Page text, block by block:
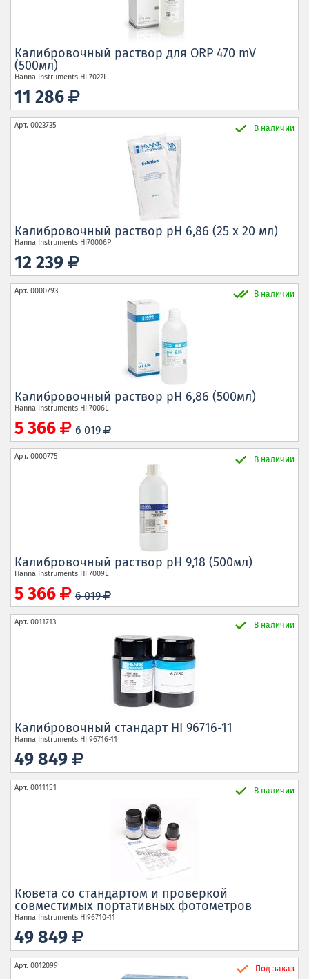
Калибровочный раствор для ORP 470 mV
(500мл)
Hanna Instruments HI 7022L
11 286
Арт. 0023735 В наличии
Калибровочный раствор рН 6,86 (25 x 20 мл)
Hanna Instruments HI70006P
12 239
Арт. 0000793 В наличии
Калибровочный раствор рН 6,86 (500мл)
Hanna Instruments HI 7006L
5 366 6 019
Арт. 0000775 В наличии
Калибровочный раствор рН 9,18 (500мл)
Hanna Instruments HI 7009L
5 366 6 019
Арт. 0011713 В наличии
Калибровочный стандарт HI 96716-11
Hanna Instruments HI 96716-11
49 849
Арт. 0011151 В наличии
Кювета со стандартом и проверкой
совместимых портативных фотометров
Hanna Instruments HI96710-11
49 849
Арт. 0012099 Под заказ